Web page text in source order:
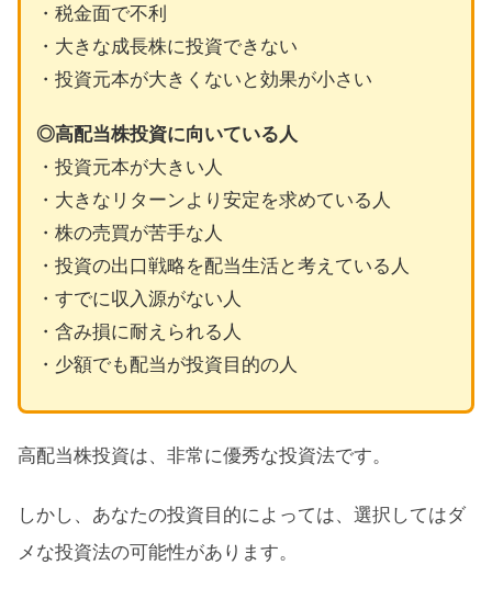
・税金面で不利
・大きな成長株に投資できない
・投資元本が大きくないと効果が小さい
◎高配当株投資に向いている人
・投資元本が大きい人
・大きなリターンより安定を求めている人
・株の売買が苦手な人
・投資の出口戦略を配当生活と考えている人
・すでに収入源がない人
・含み損に耐えられる人
・少額でも配当が投資目的の人
高配当株投資は、非常に優秀な投資法です。
しかし、あなたの投資目的によっては、選択してはダ
メな投資法の可能性があります。